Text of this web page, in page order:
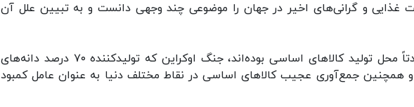
غذایی و گرانی‌های اخیر در جهان را موضوعی چند وجهی دانست و به تبیین علل آن
وی از خشکسالی در مناطقی که عمدتاً محل تولید کالاهای اساسی بوده‌اند، جنگ اوکراین که تولیدکننده ۷۰ درصد دانه‌های
بوده و همچنین جمع‌آوری عجیب کالاهای اساسی در نقاط مختلف دنیا به‌ عنوان عامل کمبود